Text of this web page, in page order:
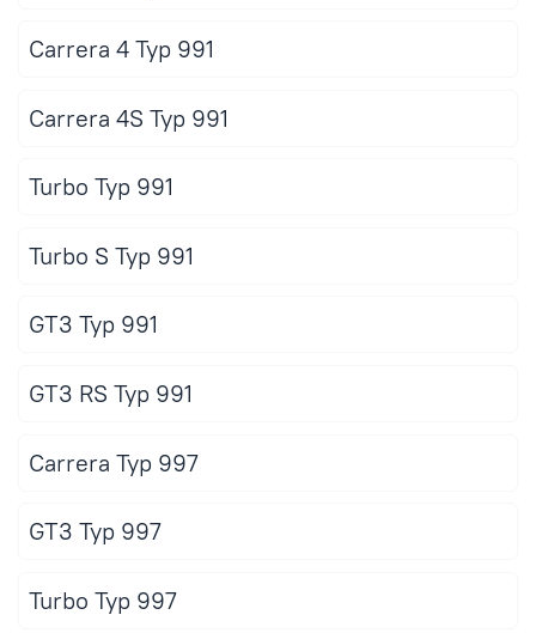
Carrera 4 Typ 991
Carrera 4S Typ 991
Turbo Typ 991
Turbo S Typ 991
GT3 Typ 991
GT3 RS Typ 991
Carrera Typ 997
GT3 Typ 997
Turbo Typ 997